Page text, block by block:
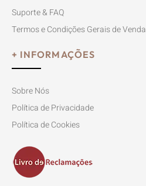
Suporte & FAQ
Termos e Condições Gerais de Venda
+ INFORMAÇÕES
Sobre Nós
Política de Privacidade
Política de Cookies